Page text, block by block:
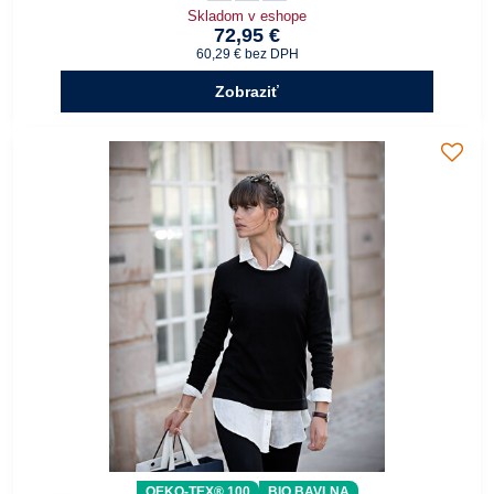
Skladom v eshope
72,95 €
60,29 € bez DPH
Zobraziť